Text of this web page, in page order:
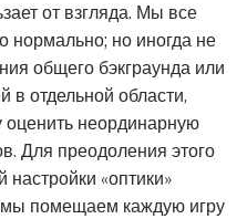
от взгляда. Мы все
нормально; но иногда не
общего бэкграунда или
в отдельной области,
оценить неординарную
Для преодоления этого
«оптики»
мы помещаем каждую игру